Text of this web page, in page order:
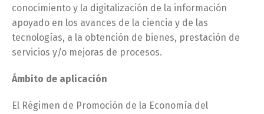
conocimiento y la digitalización de la información
apoyado en los avances de la ciencia y de las
tecnologías, a la obtención de bienes, prestación de
servicios y/o mejoras de procesos.
Ámbito de aplicación
El Régimen de Promoción de la Economía del